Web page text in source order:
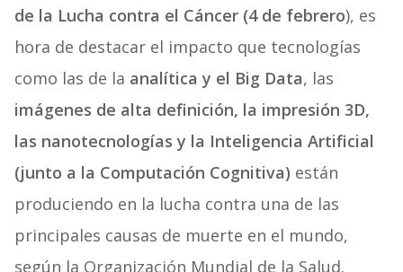
de la Lucha contra el Cáncer (4 de febrero), es
hora de destacar el impacto que tecnologías
como las de la analítica y el Big Data, las
imágenes de alta definición, la impresión 3D,
las nanotecnologías y la Inteligencia Artificial
(junto a la Computación Cognitiva) están
produciendo en la lucha contra una de las
principales causas de muerte en el mundo,
según la Organización Mundial de la Salud.